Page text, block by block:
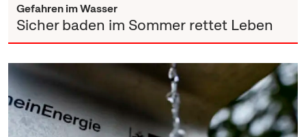
Gefahren im Wasser
Sicher baden im Sommer rettet Leben